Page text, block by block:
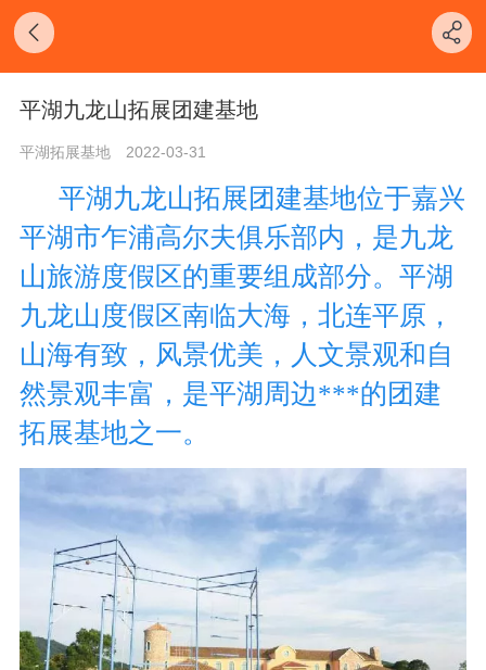
平湖九龙山拓展团建基地
平湖拓展基地 2022-03-31
平湖九龙山拓展团建基地位于嘉兴
平湖市乍浦高尔夫俱乐部内，是九龙
山旅游度假区的重要组成部分。平湖
九龙山度假区南临大海，北连平原，
山海有致，风景优美，人文景观和自
然景观丰富， 是平湖周边***的团建
拓展基地之一。